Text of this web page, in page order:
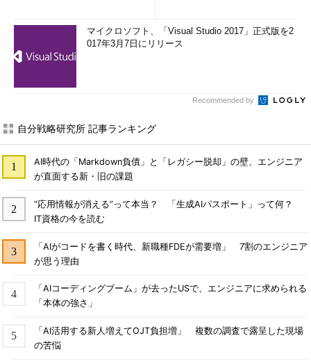
マイクロソフト、「Visual Studio 2017」正式版を2
017年3月7日にリリース
Recommended by
自分戦略研究所 記事ランキング
AI時代の「Markdown負債」と「レガシー脱却」の壁、エンジニア
が直面する新・旧の課題
“応用情報が消える”って本当？ 「生成AIパスポート」って何？
IT資格の今を読む
「AIがコードを書く時代、新職種FDEが需要増」 7割のエンジニア
が思う理由
「AIコーディングブーム」が去ったUSで、エンジニアに求められる
「本体の強さ」
「AI活用する新人増えてOJT負担増」 複数の調査で露呈した現場
の苦悩